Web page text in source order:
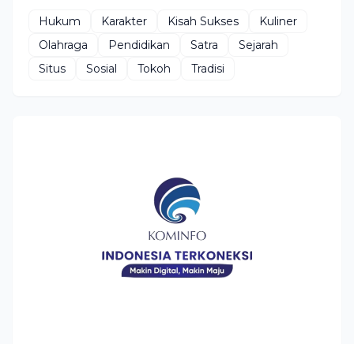
Hukum Karakter Kisah Sukses
Kuliner
Olahraga
Pendidikan Satra
Sejarah
Situs
Sosial Tokoh Tradisi